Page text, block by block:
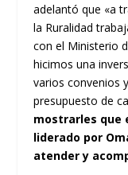
adelantó que «a
la Ruralidad
con el Ministerio
hicimos una
varios convenios
presupuesto de
mostrarles que
liderado por
atender y